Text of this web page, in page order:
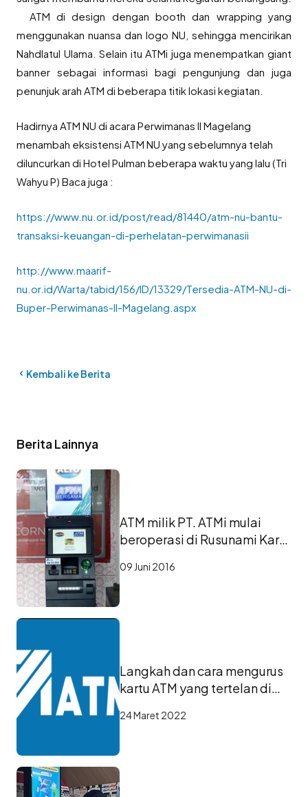
ATM di design dengan booth dan wrapping yang
menggunakan nuansa dan logo NU, sehingga mencirikan
Nahdlatul Ulama. Selain itu ATMi juga menempatkan giant
banner sebagai informasi bagi pengunjung dan juga
penunjuk arah ATM di beberapa titik lokasi kegiatan.
Hadirnya ATM NU di acara Perwimanas II Magelang
menambah eksistensi ATM NU yang sebelumnya telah
diluncurkan di Hotel Pulman beberapa waktu yang lalu (Tri
Wahyu P) Baca juga :
https://www.nu.or.id/post/read/81440/atm-nu-bantu-
transaksi-keuangan-di-perhelatan-perwimanasii
http://www.maarif-
nu.or.id/Warta/tabid/156/ID/13329/Tersedia-ATM-NU-di-
Buper-Perwimanas-II-Magelang.aspx
Kembali ke Berita
Berita Lainnya
ATM milik PT. ATMi mulai
beroperasi di Rusunami Karet
09 Juni 2016
Langkah dan cara mengurus
kartu ATM yang tertelan di
24 Maret 2022